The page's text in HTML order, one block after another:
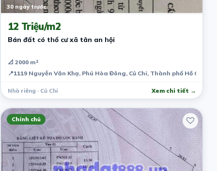
30 ngày trước
12 Triệu/m2
Bán đất có thổ cư xã tân an hội
📐 2000 m²
📍1119 Nguyễn Văn Khạ, Phú Hòa Đông, Củ Chi, Thành phố Hồ Chí
Nhà riêng · Củ Chi Xem chi tiết →
Chính chủ